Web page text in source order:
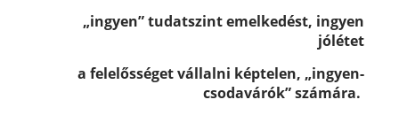
„ingyen” tudatszint emelkedést, ingyen
jólétet
a felelősséget vállalni képtelen, „ingyen-
csodavárók” számára.